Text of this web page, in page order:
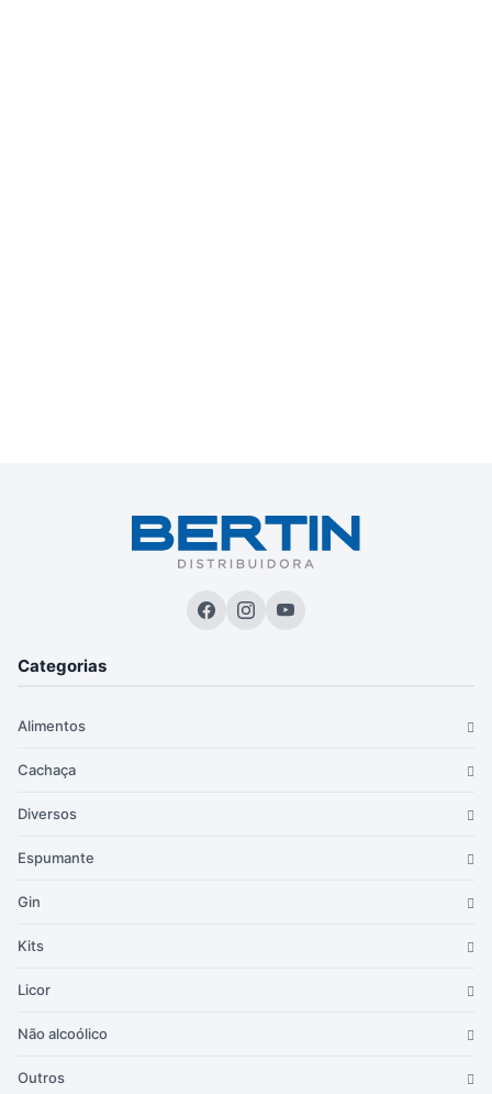
Categorias
Alimentos
Cachaça
Diversos
Espumante
Gin
Kits
Licor
Não alcoólico
Outros